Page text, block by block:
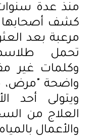
منذ عدة
كشف
مرعبة بعد
تحمل طلاسم
وكلمات غير
واضحة "مرض،
ويتولى أحد
العلاج من
والأعمال